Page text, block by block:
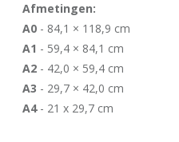
Afmetingen:
A0 - 84,1 × 118,9 cm
A1 - 59,4 × 84,1 cm
A2 - 42,0 × 59,4 cm
A3 - 29,7 × 42,0 cm
A4- 21 x 29,7 cm